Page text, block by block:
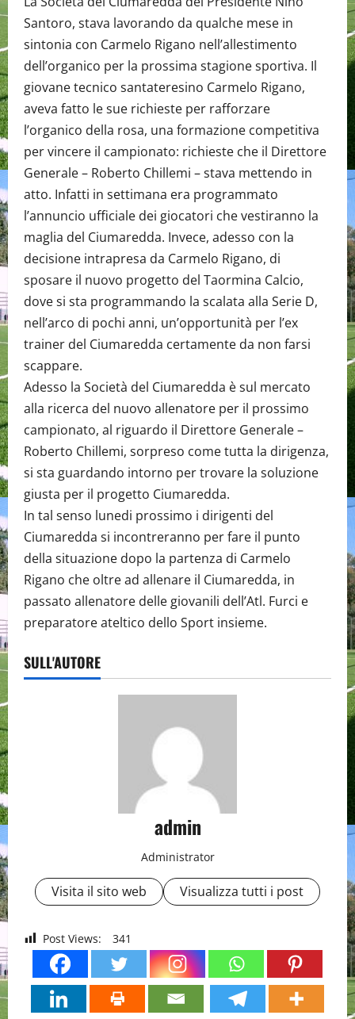
Santoro, stava lavorando da qualche mese in
sintonia con Carmelo Rigano nell’allestimento
dell’organico per la prossima stagione sportiva. Il
giovane tecnico santateresino Carmelo Rigano,
aveva fatto le sue richieste per rafforzare
l’organico della rosa, una formazione competitiva
per vincere il campionato: richieste che il Direttore
Generale – Roberto Chillemi – stava mettendo in
atto. Infatti in settimana era programmato
l’annuncio ufficiale dei giocatori che vestiranno la
maglia del Ciumaredda. Invece, adesso con la
decisione intrapresa da Carmelo Rigano, di
sposare il nuovo progetto del Taormina Calcio,
dove si sta programmando la scalata alla Serie D,
nell’arco di pochi anni, un’opportunità per l’ex
trainer del Ciumaredda certamente da non farsi
scappare.
Adesso la Società del Ciumaredda è sul mercato
alla ricerca del nuovo allenatore per il prossimo
campionato, al riguardo il Direttore Generale –
Roberto Chillemi, sorpreso come tutta la dirigenza,
si sta guardando intorno per trovare la soluzione
giusta per il progetto Ciumaredda.
In tal senso lunedi prossimo i dirigenti del
Ciumaredda si incontreranno per fare il punto
della situazione dopo la partenza di Carmelo
Rigano che oltre ad allenare il Ciumaredda, in
passato allenatore delle giovanili dell’Atl. Furci e
preparatore ateltico dello Sport insieme.
SULL'AUTORE
admin
Administrator
Visita il sito web Visualizza tutti i post
Post Views: 341